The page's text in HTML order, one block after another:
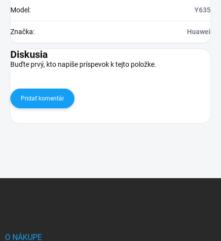
Model : Y635
Značka: Huawei
Diskusia
Buďte prvý, kto napíše príspevok k tejto položke.
Pridať komentár
O NÁKUPE